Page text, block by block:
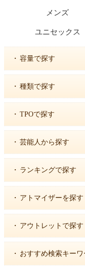
メンズ
ユニセックス
・ 容量で探す
・ 種類で探す
・ TPOで探す
・ 芸能人から探す
・ ランキングで探す
・ アトマイザーを探す
・ アウトレットで探す
・ おすすめ検索キーワ